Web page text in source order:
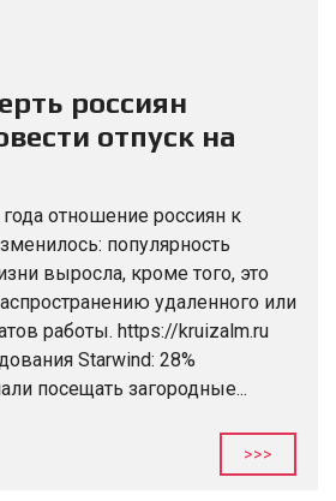
россиян
отпуск на
отношение россиян к
популярность
выросла, кроме того, это
удаленного или
работы. https://kruizalm.ru
Starwind: 28%
посещать загородные...
>>>